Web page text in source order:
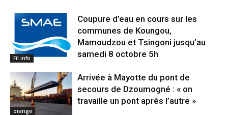
Fil info
Coupure d’eau en cours sur les
communes de Koungou,
Mamoudzou et Tsingoni jusqu’au
samedi 8 octobre 5h
orange
Arrivée à Mayotte du pont de
secours de Dzoumogné : « on
travaille un pont après l’autre »